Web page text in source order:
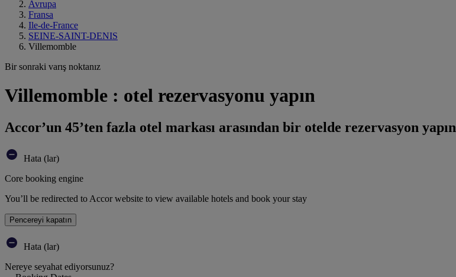
Avrupa
Fransa
Ile-de-France
SEINE-SAINT-DENIS
Villemomble
Bir sonraki varış noktanız
Villemomble : otel rezervasyonu yapın
Accor’un 45’ten fazla otel markası arasından bir otelde rezervasyon yapın
Hata (lar)
Core booking engine
You’ll be redirected to Accor website to view available hotels and book your stay
Pencereyi kapatın
Hata (lar)
Nereye seyahat ediyorsunuz?